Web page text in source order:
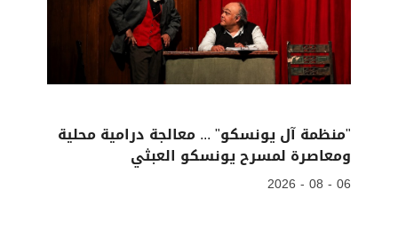
"منظمة آل يونسكو" ... معالجة درامية محلية
ومعاصرة لمسرح يونسكو العبثي
06 - 08 - 2026